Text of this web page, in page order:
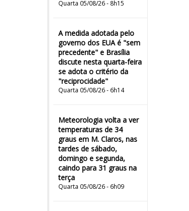
Quarta 05/08/26 - 8h15
A medida adotada pelo
governo dos EUA é "sem
precedente" e Brasília
discute nesta quarta-feira
se adota o critério da
"reciprocidade"
Quarta 05/08/26 - 6h14
Meteorologia volta a ver
temperaturas de 34
graus em M. Claros, nas
tardes de sábado,
domingo e segunda,
caindo para 31 graus na
terça
Quarta 05/08/26 - 6h09